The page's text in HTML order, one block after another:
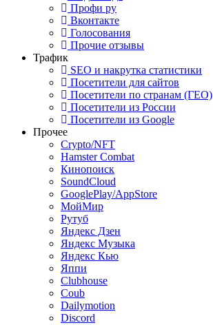
Профи ру
Вконтакте
Голосования
Прочие отзывы
Трафик
SEO и накрутка статистики
Посетители для сайтов
Посетители по странам (ГЕО)
Посетители из России
Посетители из Google
Прочее
Crypto/NFT
Hamster Combat
Кинопоиск
SoundCloud
GooglePlay/AppStore
МойМир
Рутуб
Яндекс Дзен
Яндекс Музыка
Яндекс Кью
Яппи
Clubhouse
Coub
Dailymotion
Discord